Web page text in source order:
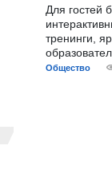
Для гостей
тренинги,
Общество